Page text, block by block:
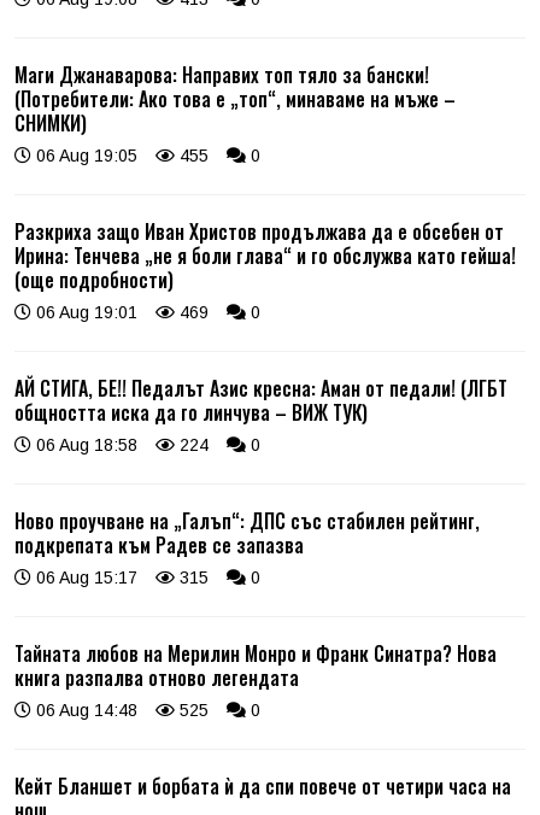
Маги Джанаварова: Направих топ тяло за бански!
(Потребители: Ако това е „топ“, минаваме на мъже –
СНИМКИ)
06 Aug 19:05 455 0
Разкриха защо Иван Христов продължава да е обсебен от
Ирина: Тенчева „не я боли глава“ и го обслужва като гейша!
(още подробности)
06 Aug 19:01 469 0
АЙ СТИГА, БЕ!! Педалът Азис кресна: Аман от педали! (ЛГБТ
общността иска да го линчува – ВИЖ ТУК)
06 Aug 18:58 224 0
Ново проучване на „Галъп“: ДПС със стабилен рейтинг,
подкрепата към Радев се запазва
06 Aug 15:17 315 0
Тайната любов на Мерилин Монро и Франк Синатра? Нова
книга разпалва отново легендата
06 Aug 14:48 525 0
Кейт Бланшет и борбата ѝ да спи повече от четири часа на